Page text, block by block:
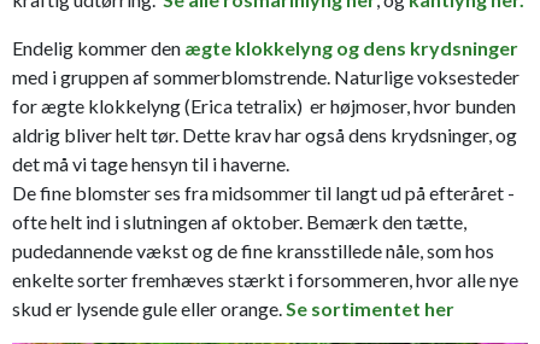
Endelig kommer den ægte klokkelyng og dens krydsninger
med i gruppen af sommerblomstrende. Naturlige voksesteder
for ægte klokkelyng (Erica tetralix) er højmoser, hvor bunden
aldrig bliver helt tør. Dette krav har også dens krydsninger, og
det må vi tage hensyn til i haverne.
De fine blomster ses fra midsommer til langt ud på efteråret -
ofte helt ind i slutningen af oktober. Bemærk den tætte,
pudedannende vækst og de fine kransstillede nåle, som hos
enkelte sorter fremhæves stærkt i forsommeren, hvor alle nye
skud er lysende gule eller orange.Se sortimentet her